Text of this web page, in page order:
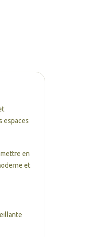
espaces
en
et